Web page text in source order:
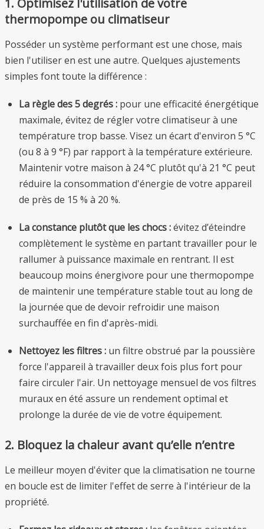
thermopompe ou climatiseur
Posséder un système performant est une chose, mais
bien l'utiliser en est une autre. Quelques ajustements
simples font toute la différence :
La règle des 5 degrés : pour une efficacité énergétique
maximale, évitez de régler votre climatiseur à une
température trop basse. Visez un écart d'environ 5 °C
(ou 8 à 9 °F) par rapport à la température extérieure.
Maintenir votre maison à 24 °C plutôt qu'à 21 °C peut
réduire la consommation d'énergie de votre appareil
de près de 15 % à 20 %.
La constance plutôt que les chocs :évitez d’éteindre
complètement le système en partant travailler pour le
rallumer à puissance maximale en rentrant. Il est
beaucoup moins énergivore pour une thermopompe
de maintenir une température stable tout au long de
la journée que de devoir refroidir une maison
surchauffée en fin d'après-midi.
Nettoyez les filtres : un filtre obstrué par la poussière
force l'appareil à travailler deux fois plus fort pour
faire circuler l'air. Un nettoyage mensuel de vos filtres
muraux en été assure un rendement optimal et
prolonge la durée de vie de votre équipement.
2. Bloquez la chaleur avant qu’elle n’entre
Le meilleur moyen d'éviter que la climatisation ne tourne
en boucle est de limiter l'effet de serre à l'intérieur de la
propriété.